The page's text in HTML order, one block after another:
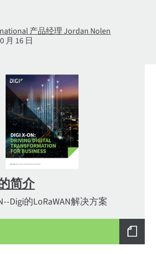
产品经理 Jordan Nolen
月 16 日
简介
Digi的LoRaWAN解决方案